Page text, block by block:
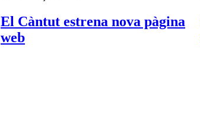
El Càntut estrena nova pàgina
web